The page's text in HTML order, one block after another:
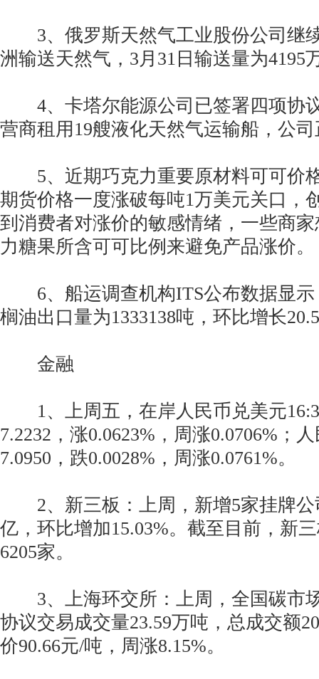
3、俄罗斯天然气工业股份公司继
洲输送天然气，3月31日输送量为4195
4、卡塔尔能源公司已签署四项协
营商租用19艘液化天然气运输船，公
5、近期巧克力重要原材料可可价
期货价格一度涨破每吨1万美元关口，
到消费者对涨价的敏感情绪，一些商
力糖果所含可可比例来避免产品涨价。
6、船运调查机构ITS公布数据显示
榈油出口量为1333138吨，环比增长
金融
1、上周五，在岸人民币兑美元
7.2232，涨0.0623%，周涨0.0706%；
7.0950，跌0.0028%，周涨0.0761%。
2、新三板：上周，新增5家挂牌公
亿，环比增加15.03%。截至目前，新
6205家。
3、上海环交所：上周，全国碳市
协议交易成交量23.59万吨，总成交额
价90.66元/吨，周涨8.15%。